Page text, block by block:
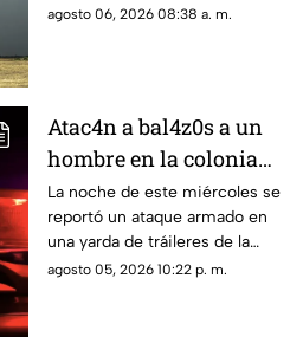
muy fuertes
agosto 06, 2026 08:38 a. m.
Atac4n a bal4z0s a un
hombre en la colonia
San Rafael, en
Culiacán; ya fue
identificado
La noche de este miércoles se
reportó un ataque armado en
una yarda de tráileres de la
colonia San Rafael, en la capital
agosto 05, 2026 10:22 p. m.